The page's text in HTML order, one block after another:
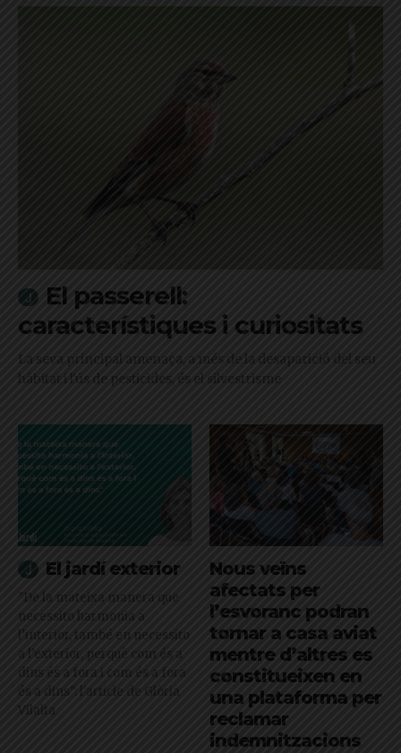
El passerell:
característiques i curiositats
La seva principal amenaça, a més de la desaparició del seu
hàbitat i l'ús de pesticides, és el silvestrisme
El jardí exterior
"De la mateixa manera que
necessito harmonia a
l’interior, també en necessito
a l’exterior, perquè com és a
dins és a fora i com és a fora
és a dins": l'article de Glòria
Vilalta
Nous veïns
afectats per
l’esvoranc podran
tornar a casa aviat
mentre d’altres es
constitueixen en
una plataforma per
reclamar
indemnitzacions